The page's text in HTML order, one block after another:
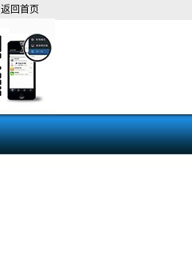
返回首页